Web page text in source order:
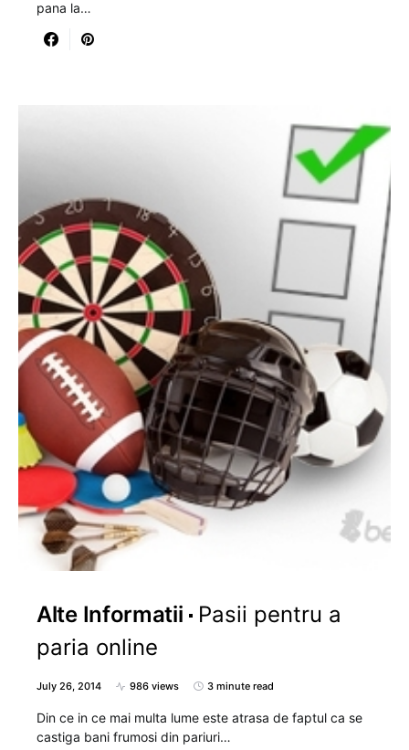
pana la…
Alte Informatii
Pasii pentru a
paria online
July 26, 2014 986 views 3 minute read
Din ce in ce mai multa lume este atrasa de faptul ca se
castiga bani frumosi din pariuri…